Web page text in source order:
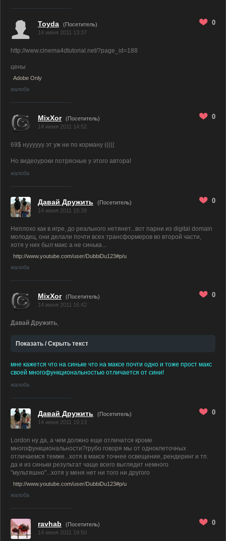
Toyda
(Посетитель)
14 июня 2011 13:37
0
http://www.cinema4dtutorial.net/?page_id=188
цены
Adobe Only
жалоба
MixXor
(Посетитель)
14 июня 2011 14:52
0
69$ нуууууу эт уж ни по корману (((((
Но видеоуроки потрясные у этого автора!
жалоба
Давай Дружить
(Посетитель)
14 июня 2011 15:39
0
Неплохо как в игре, до реального нетянет...вот парни из digital domain
молодец, они делали почти всех трансформеров во второй части,
хотя у них был макс а не синька...
http://www.youtube.com/user/DubbiDu123#p/u
жалоба
MixXor
(Посетитель)
14 июня 2011 16:42
0
Давай Дружить,
Показать / Скрыть текст
мне кажется что на синьке что на максе почти одно и тоже прост макс
своей многофункциональностью отличается от сини!
жалоба
Давай Дружить
(Посетитель)
14 июня 2011 19:13
0
Lordon ну да, а чем должно еще отличатся кроме
многофункциональности?грубо говоря мы от одноклеточных
отличаемся темже...хотя в максе точнее освещение, рендеринг и тп.
да и из синьки результат чаще всего выглядит немного
"мультяшно"...хотя у меня нет ни того ни другого
http://www.youtube.com/user/DubbiDu123#p/u
жалоба
ravhab
(Посетитель)
14 июня 2011 19:50
0